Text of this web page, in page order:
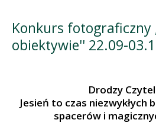
Konkurs fotograficzny
obiektywie'' 22.09-
Drodzy
Jesień to czas niezwykłych
spacerów i